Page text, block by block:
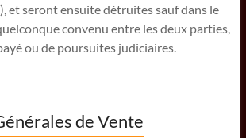
et seront ensuite détruites sauf dans le
convenu entre les deux parties,
ou de poursuites judiciaires.
de Vente